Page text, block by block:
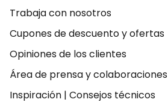
Trabaja con nosotros
Cupones de descuento y ofertas
Opiniones de los clientes
Área de prensa y colaboraciones
Inspiración | Consejos técnicos